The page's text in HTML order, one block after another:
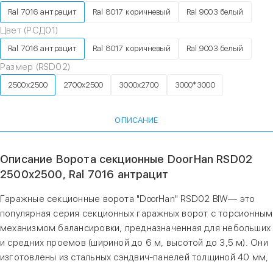
Ral 7016 антрацит Ral 8017 коричневый Ral 9003 белый
Цвет (РСД01)
Ral 7016 антрацит Ral 8017 коричневый Ral 9003 белый
Размер (RSD02)
2500х2500 2700х2500 3000х2700 3000*3000
ОПИСАНИЕ
Описание Ворота секционные DoorHan RSD02
2500х2500, Ral 7016 антрацит
Гаражные секционные ворота "DoorHan" RSD02 BIW— это
популярная серия секционных гаражных ворот с торсионным
механизмом балансировки, предназначенная для небольших
и средних проемов (шириной до 6 м, высотой до 3,5 м). Они
изготовлены из стальных сэндвич-панелей толщиной 40 мм,